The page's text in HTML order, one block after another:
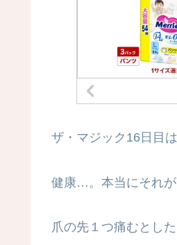
ザ・マジック16日目
健康…。本当にそれが
爪の先１つ痛むとし